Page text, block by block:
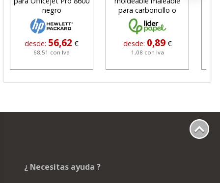
negro
desde: 56,62 €
68,51 con Iva
para carboncillo o
grafito
desde: 0,89 €
1,08 con Iva
¿ Necesitas ayuda ?